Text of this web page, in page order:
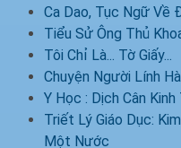
Ca Dao, Tục Ngữ Về
Tiểu Sử Ông Thủ
Tôi Chỉ Là... Tờ Giấy...
Chuyện Người Lính
Y Học : Dịch Cân
Triết Lý Giáo Dục:
Một Nước